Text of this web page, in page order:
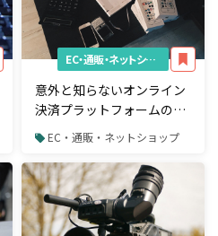
EC・通販・ネットショップ
意外と知らないオンライン
決済プラットフォームの7
つの導入メリットとツール
EC・通販・ネットショップ